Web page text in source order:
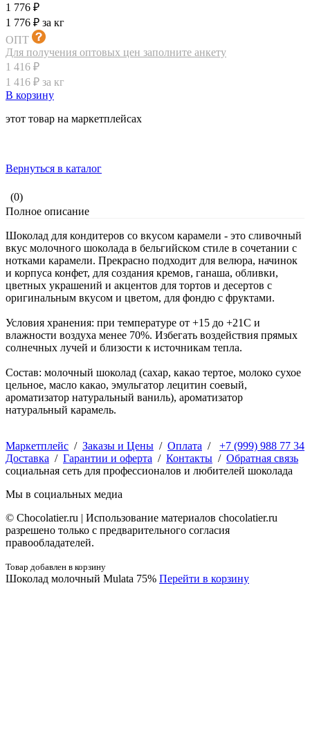
1 776 ₽
1 776 ₽ за кг
ОПТ
Для получения оптовых цен заполните анкету
1 416 ₽
1 416 ₽ за кг
В корзину
этот товар на маркетплейсах
Вернуться в каталог
(0)
Полное описание
Шоколад для кондитеров со вкусом карамели - это сливочный
вкус молочного шоколада в бельгийском стиле в сочетании с
нотками карамели. Прекрасно подходит для велюра, начинок
и корпуса конфет, для создания кремов, ганаша, обливки,
цветных украшений и акцентов для тортов и десертов с
оригинальным вкусом и цветом, для фондю с фруктами.
Условия хранения: при температуре от +15 до +21С и
влажности воздуха менее 70%. Избегать воздействия прямых
солнечных лучей и близости к источникам тепла.
Состав: молочный шоколад (сахар, какао тертое, молоко сухое
цельное, масло какао, эмульгатор лецитин соевый,
ароматизатор натуральный ваниль), ароматизатор
натуральный карамель.
+7 (999) 988 77 34
Маркетплейс / Заказы и Цены / Оплата /
Доставка / Гарантии и оферта / Контакты / Обратная связь
социальная сеть для профессионалов и любителей шоколада
Мы в социальных медиа
© Сhocolatier.ru | Использование материалов chocolatier.ru
разрешено только с предварительного согласия
правообладателей.
Товар добавлен в корзину
Шоколад молочный Mulata 75% Перейти в корзину